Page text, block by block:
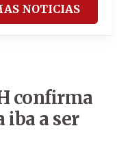
NOTICIAS
confirma
iba a ser